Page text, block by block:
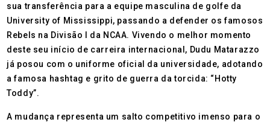
sua transferência para a equipe masculina de golfe da
University of Mississippi, passando a defender os famosos
Rebels na Divisão I da NCAA. Vivendo o melhor momento
deste seu início de carreira internacional, Dudu Matarazzo
já posou com o uniforme oficial da universidade, adotando
a famosa hashtag e grito de guerra da torcida: “Hotty
Toddy”.
A mudança representa um salto competitivo imenso para o